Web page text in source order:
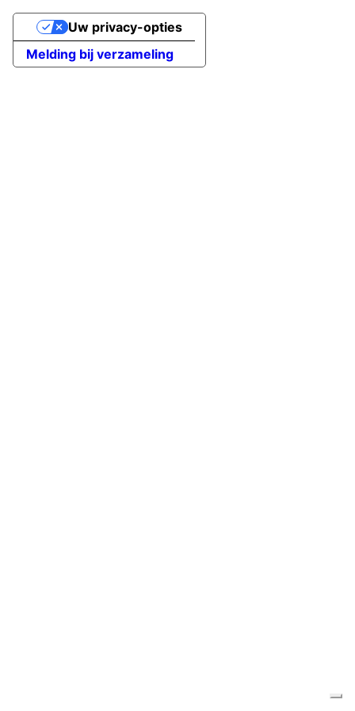
Melding bij verzameling
Uw privacy-opties